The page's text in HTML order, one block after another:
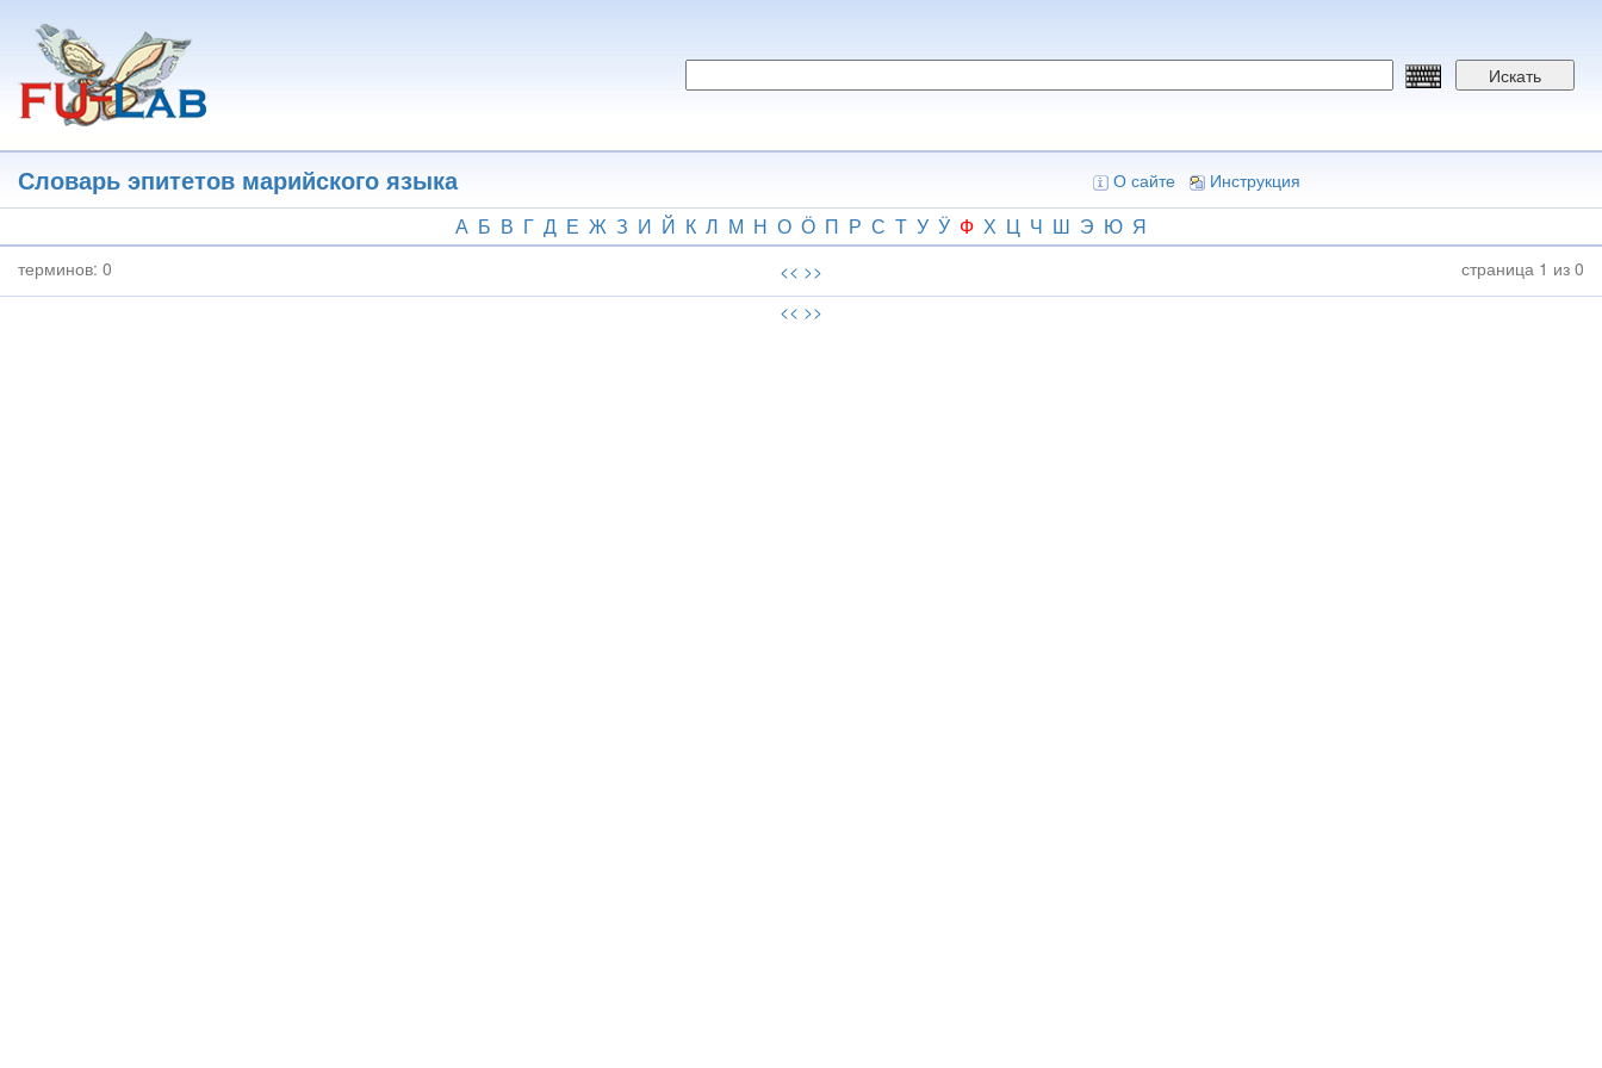
основному
содержанию
Искать
Словарь эпитетов марийского языка О сайте Инструкция
А Б В Г Д Е Ж З И Й К Л М Н О Ӧ П Р С Т У Ӱ Ф Х Ц Ч Ш Э Ю Я
терминов: 0 << >>
страница 1 из 0
<< >>